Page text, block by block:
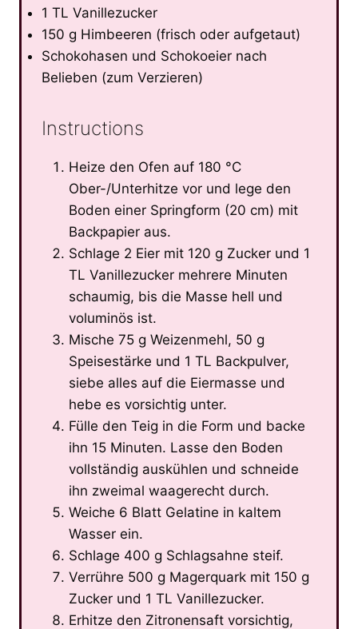
1 TL Vanillezucker
150 g Himbeeren (frisch oder aufgetaut)
Schokohasen und Schokoeier nach
Belieben (zum Verzieren)
Instructions
Heize den Ofen auf 180 °C
Ober-/Unterhitze vor und lege den
Boden einer Springform (20 cm) mit
Backpapier aus.
Schlage 2 Eier mit 120 g Zucker und 1
TL Vanillezucker mehrere Minuten
schaumig, bis die Masse hell und
voluminös ist.
Mische 75 g Weizenmehl, 50 g
Speisestärke und 1 TL Backpulver,
siebe alles auf die Eiermasse und
hebe es vorsichtig unter.
Fülle den Teig in die Form und backe
ihn 15 Minuten. Lasse den Boden
vollständig auskühlen und schneide
ihn zweimal waagerecht durch.
Weiche 6 Blatt Gelatine in kaltem
Wasser ein.
Schlage 400 g Schlagsahne steif.
Verrühre 500 g Magerquark mit 150 g
Zucker und 1 TL Vanillezucker.
Erhitze den Zitronensaft vorsichtig,